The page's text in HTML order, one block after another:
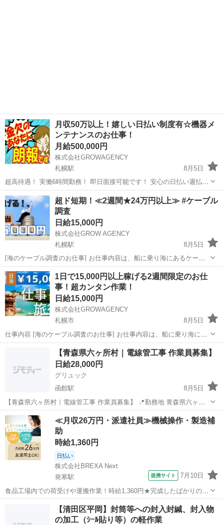
月収50万以上！嬉しい日払い制度有☆機器メ
ンテナンスのお仕事！
月給500,000円
株式会社GROWAGENCY
札幌駅
8月5日
超高待遇！ 実働6時間勤務！ 即日面接可能です！ 安心の日払い週払い
有♪ ▶▶現在20代～40代の方が活躍中！！ 【仕事内容】 施設の機器メ
ンテナンスのお仕事 基本的には点検作業で異常があったと...
北海道 札幌市 札幌駅 軽作業 4勤2休
超ド短期！≪2週間★24万円以上≫ #ケーブル
調査
日給15,000円
株式会社GROW AGENCY
札幌駅
8月5日
[海のケーブル調査のお仕事] お仕事内容は、船に乗り海にあるケーブ
ル調査！ 海上に巻き上げられたケーブルに破損がないかチェックする
だけのカンタンお仕事！ シンプルなお仕事なので経験は一切必要なし
です！ 沖縄の綺麗な海...
北海道 札幌市 札幌駅 その他 時給
1日で15,000円以上稼げる2週間限定のお仕
事！超カンタン作業！
日給15,000円
株式会社GROWAGENCY
札幌市
8月5日
仕事内容 [海のケーブル調査のお仕事] お仕事内容は、船に乗り海にあ
るケーブル調査！ 海上に巻き上げられたケーブルに破損がないかチェ
ックするだけのカンタンお仕事！ シンプルなお仕事なので経験は一切
必要なしです！ ...
その他 カンタン
【青森県六ヶ所村｜電線管工事 作業員募集】
日給28,000円
グリュック
函館駅
8月5日
【青森県六ヶ所村｜電線管工事 作業員募集】 📍勤務地 青森県六ヶ所
村 🔧工事内容 新築工事に伴う電線管工事 👷募集人数 ・9/1～：2名 ・
10/1～：5名（チーム応募歓迎） 📅工期 202...
北海道 札幌市 函館駅 その他 誓約書
≪月収26万円・派遣社員≫機械操作・製造補
助
時給1,360円
日払い
株式会社BREXA Next
発寒駅
提携サイト 7月10日
食品工場内での荷受けや運搬作業！時給1,360円★完成したばかりの新
しい工場での勤務◎空調完備で1年中快適作業★日払い制度あり！マイ
カー通勤可！工場敷地内無料駐車場あり！休出ほぼなし！《北海道札
幌市手稲区》 人気の工場のお...
発寒駅 その他
【清田区平岡】封筒等への封入封緘、封入物
の加工（ｼｰﾙ貼り等）の軽作業